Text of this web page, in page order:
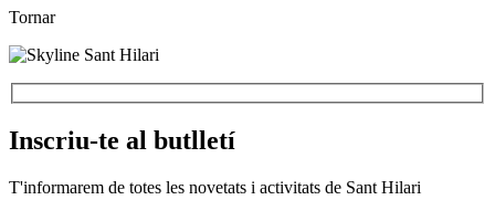
Tornar
Inscriu-te al butlletí
T'informarem de totes les novetats i activitats de Sant Hilari